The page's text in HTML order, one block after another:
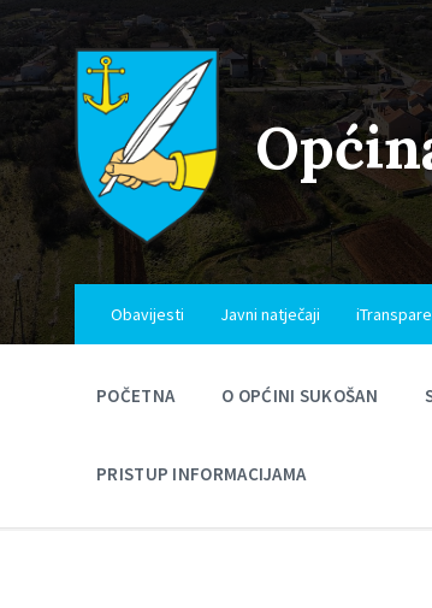
Skip
content
Skip
main
navigation
Skip
footer
Obavijesti Javni natječaji
POČETNA O OPĆINI SUKOŠAN
PRISTUP INFORMACIJAMA